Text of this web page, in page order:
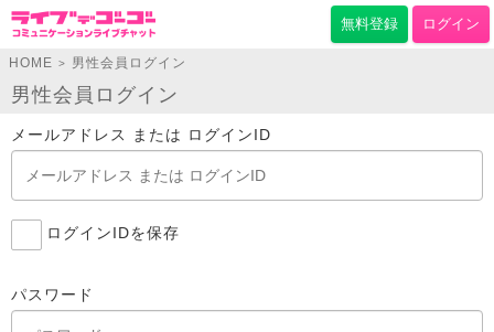
無料登録 ログイン
HOME > 男性会員ログイン
男性会員ログイン
メールアドレス または ログインID
ログインIDを保存
パスワード